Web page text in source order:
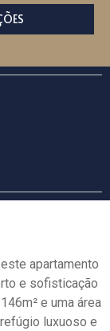
apartamento
e sofisticação
e uma área
luxuoso e